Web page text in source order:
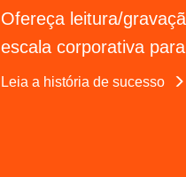
Ofereça leitura/
escala corporativa
Leia a história de sucesso